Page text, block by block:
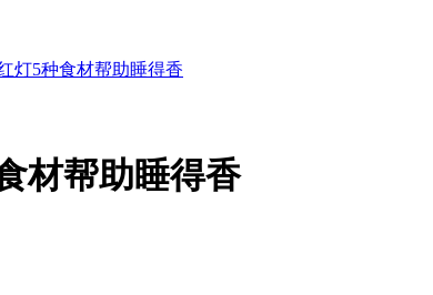
灯5种食材帮助睡得香
材帮助睡得香